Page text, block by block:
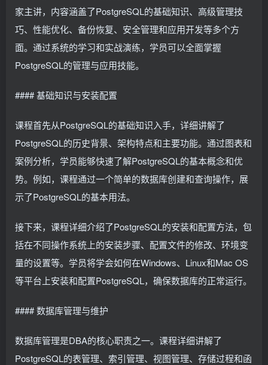
家主讲，内容涵盖了PostgreSQL的基础知识、高级管理技
巧、性能优化、备份恢复、安全管理和应用开发等多个方
面。通过系统的学习和实战演练，学员可以全面掌握
PostgreSQL的管理与应用技能。
#### 基础知识与安装配置
课程首先从PostgreSQL的基础知识入手，详细讲解了
PostgreSQL的历史背景、架构特点和主要功能。通过图表和
案例分析，学员能够快速了解PostgreSQL的基本概念和优
势。例如，课程通过一个简单的数据库创建和查询操作，展
示了PostgreSQL的基本用法。
接下来，课程详细介绍了PostgreSQL的安装和配置方法，包
括在不同操作系统上的安装步骤、配置文件的修改、环境变
量的设置等。学员将学会如何在Windows、Linux和Mac OS
等平台上安装和配置PostgreSQL，确保数据库的正常运行。
#### 数据库管理与维护
数据库管理是DBA的核心职责之一。课程详细讲解了
PostgreSQL的表管理、索引管理、视图管理、存储过程和函